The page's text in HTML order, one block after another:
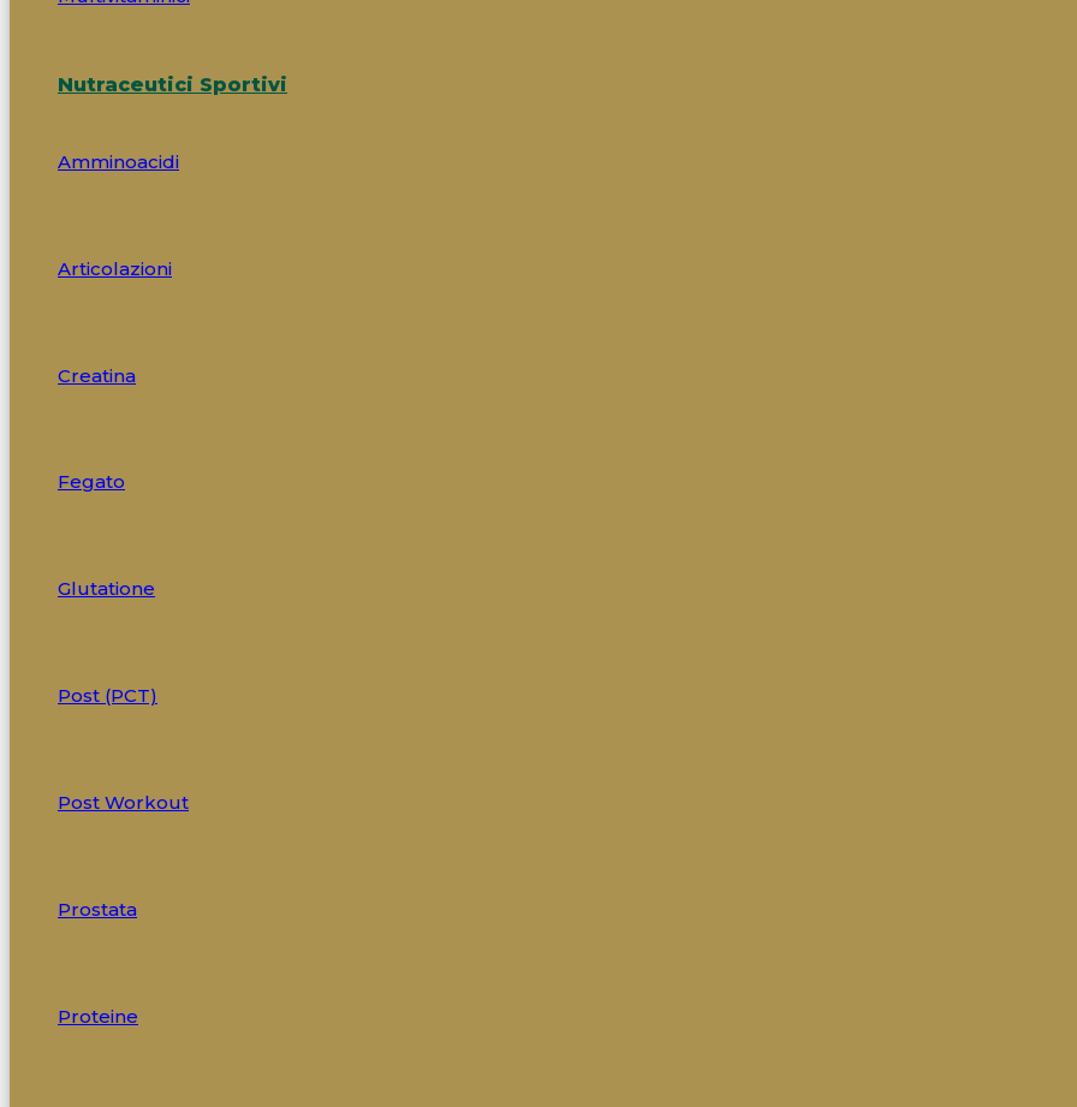
Nutraceutici Sportivi
Amminoacidi
Articolazioni
Creatina
Fegato
Glutatione
Post (PCT)
Post Workout
Prostata
Proteine